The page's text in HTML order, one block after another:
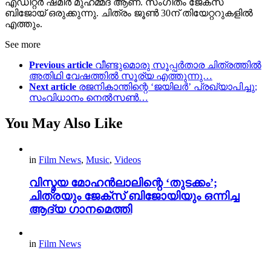
ബിജോയ് ഒരുക്കുന്നു. ചിത്രം ജൂൺ 30ന് തിയേറ്ററുകളിൽ
എത്തും.
See more
Previous article വീണ്ടുമൊരു സൂപ്പർതാര ചിത്രത്തിൽ
അതിഥി വേഷത്തിൽ സൂര്യ എത്തുന്നു…
Next article രജനികാന്തിന്റെ ‘ജയിലർ’ പ്രഖ്യാപിച്ചു;
സംവിധാനം നെൽസൺ…
You May Also Like
in Film News, Music, Videos
വിസ്മയ മോഹൻലാലിന്റെ ‘തുടക്കം’;
ചിത്രയും ജേക്സ് ബിജോയിയും ഒന്നിച്ച
ആദ്യ ഗാനമെത്തി
in Film News